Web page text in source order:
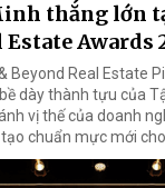
thắng lớn
Awards
Beyond Real Estate
dày thành tựu của
vị thế của doanh
chuẩn mực mới